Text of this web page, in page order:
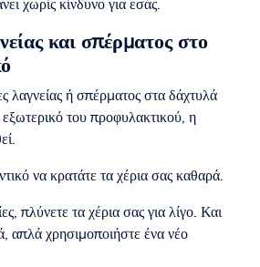
χωρίς κίνδυνο για εσάς.
και σπέρματος στο
λαγνείας ή σπέρματος στα δάχτυλά
εξωτερικό του προφυλακτικού, η
να κρατάτε τα χέρια σας καθαρά.
πλύνετε τα χέρια σας για λίγο. Και
απλά χρησιμοποιήστε ένα νέο